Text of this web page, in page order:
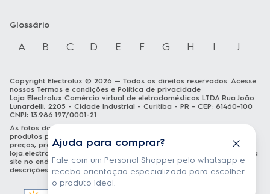
Ajuda para comprar?
Fale com um Personal Shopper pelo whatsapp e
receba orientação especializada para escolher
o produto ideal.
Glossário
A B C D E F G H I J K
Copyright Electrolux © 2026 — Todos os direitos reservados. Acesse
nossos Termos e condições e Política de privacidade
Loja Electrolux Comércio virtual de eletrodomésticos LTDA Rua João
Lunardelli, 2205 - Cidade Industrial - Curitiba - PR - CEP: 81460-100
CNPJ: 13.986.197/0001-21
As fotos dos produtos são meramente ilustrativas. A venda dos
produtos publicados está sujeita a disponibilidade de estoque. Os
preços, promoções e formas de pagamento publicados em
loja.electrolux.com.br
estão válidos exclusivamente para compra via
site no endereço mencionado. As especificações técnicas e
descrições estão sujeitas a alterações sem aviso prévio.